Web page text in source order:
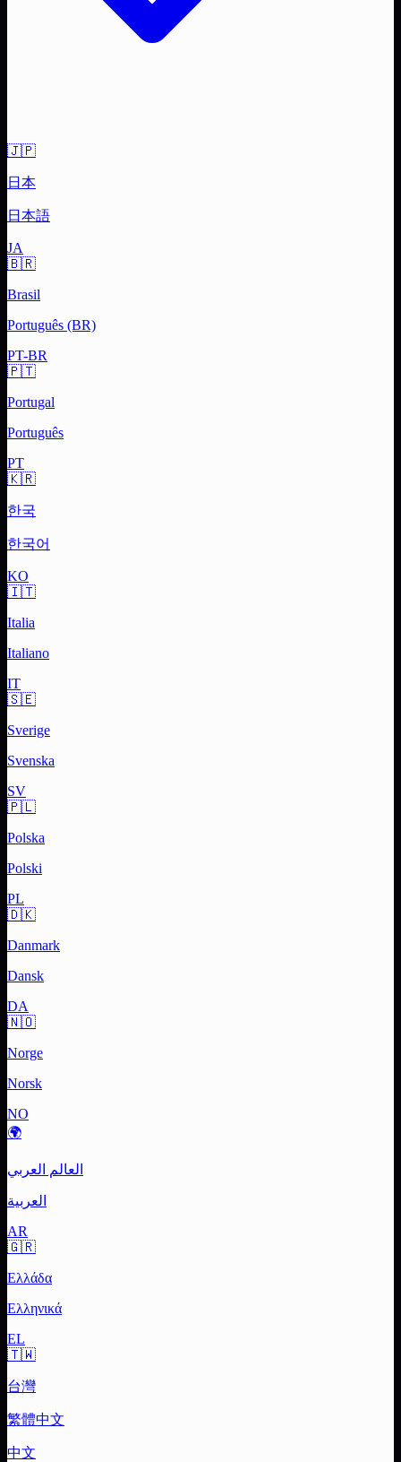
🇯🇵
日本
日本語
JA
🇧🇷
Brasil
Português (BR)
PT-BR
🇵🇹
Portugal
Português
PT
🇰🇷
한국
한국어
KO
🇮🇹
Italia
Italiano
IT
🇸🇪
Sverige
Svenska
SV
🇵🇱
Polska
Polski
PL
🇩🇰
Danmark
Dansk
DA
🇳🇴
Norge
Norsk
NO
🌍
العالم العربي
العربية
AR
🇬🇷
Ελλάδα
Ελληνικά
EL
🇹🇼
台灣
繁體中文
中文